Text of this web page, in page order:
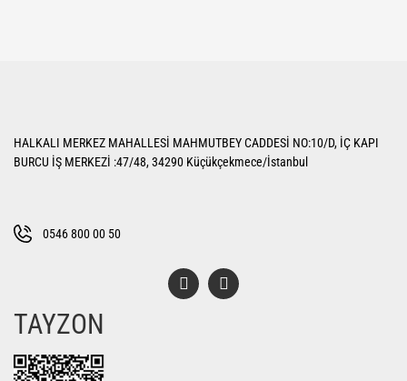
HALKALI MERKEZ MAHALLESİ MAHMUTBEY CADDESİ NO:10/D, İÇ KAPI
BURCU İŞ MERKEZİ :47/48, 34290 Küçükçekmece/İstanbul
0546 800 00 50
TAYZON